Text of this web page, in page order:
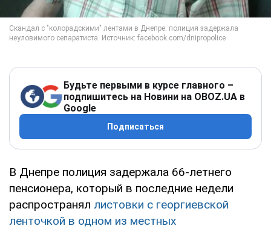
Будьте первыми в курсе главного –
подпишитесь на Новини на OBOZ.UA в
Google
Подписаться
В Днепре полиция задержала 66-летнего
пенсионера, который в последние недели
распространял листовки с георгиевской
ленточкой в одном из местных